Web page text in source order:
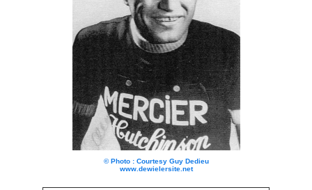
© Photo : Courtesy Guy Dedieu
www.dewielersite.net